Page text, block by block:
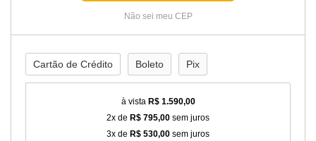
Não sei meu CEP
Cartão de Crédito Boleto Pix
à vista R$ 1.590,00
2x de R$ 795,00 sem juros
3x de R$ 530,00 sem juros